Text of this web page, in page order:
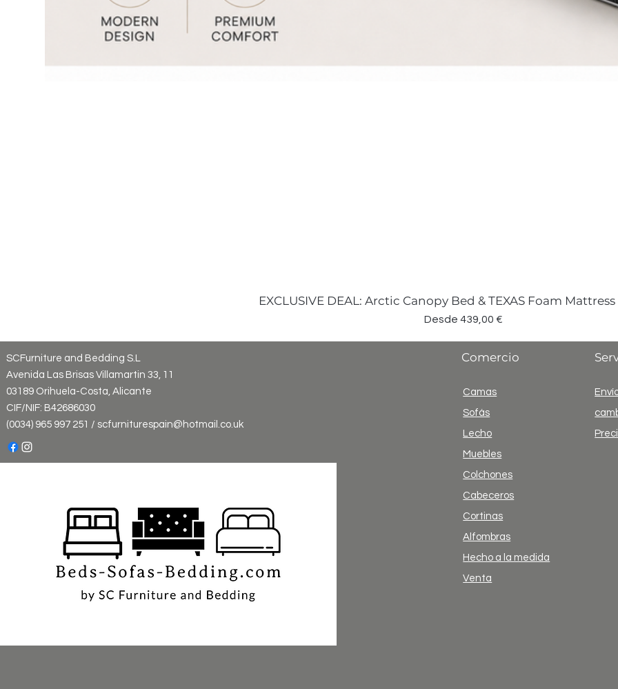
EXCLUSIVE DEAL: Arctic Canopy Bed & TEXAS Foam
Desde 439,00 €
Precio de oferta
SCFurniture and Bedding S.L
Avenida Las Brisas Villamartin 33, 11
03189 Orihuela-Costa, Alicante
CIF/NIF: B42686030
(0034) 965 997 251 / scfurniturespain@hotmail.co.uk
Comercio
Camas
Sofás
Lecho
Muebles
Colchones
Cabeceros
Cortinas
Alfombras
Hecho a la medida
Venta